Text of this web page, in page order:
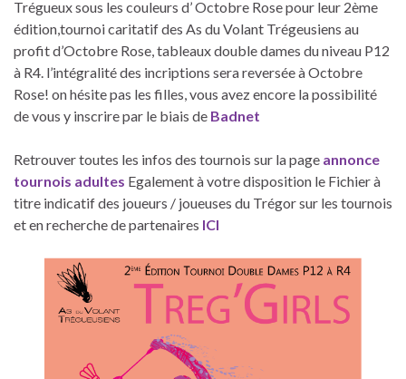
Trégueux sous les couleurs d’ Octobre Rose pour leur 2ème
édition,tournoi caritatif des As du Volant Trégeusiens au
profit d’Octobre Rose, tableaux double dames du niveau P12
à R4. l’intégralité des incriptions sera reversée à Octobre
Rose! on hésite pas les filles, vous avez encore la possibilité
de vous y inscrire par le biais de Badnet
Retrouver toutes les infos des tournois sur la page annonce
tournois adultes Egalement à votre disposition le Fichier à
titre indicatif des joueurs / joueuses du Trégor sur les tournois
et en recherche de partenaires ICI